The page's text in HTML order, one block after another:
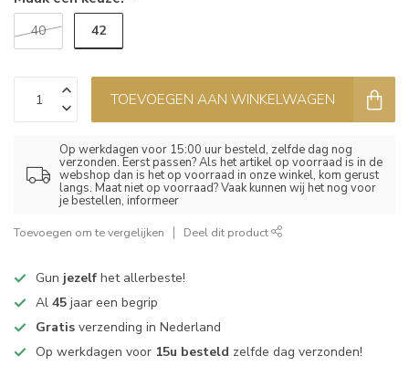
40 42
TOEVOEGEN AAN WINKELWAGEN
Op werkdagen voor 15:00 uur besteld, zelfde dag nog
verzonden. Eerst passen? Als het artikel op voorraad is in de
webshop dan is het op voorraad in onze winkel, kom gerust
langs. Maat niet op voorraad? Vaak kunnen wij het nog voor
je bestellen, informeer
Toevoegen om te vergelijken Deel dit product
Gun jezelf het allerbeste!
Al 45 jaar een begrip
Gratis verzending in Nederland
Op werkdagen voor 15u besteld zelfde dag verzonden!